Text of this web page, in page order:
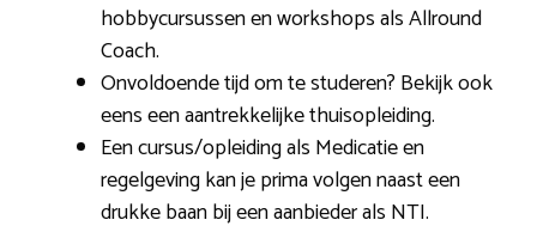
hobbycursussen en workshops als Allround
Coach.
Onvoldoende tijd om te studeren? Bekijk ook
eens een aantrekkelijke thuisopleiding.
Een cursus/opleiding als Medicatie en
regelgeving kan je prima volgen naast een
drukke baan bij een aanbieder als NTI.